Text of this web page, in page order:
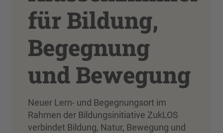
für Bildung,
Begegnung
und Bewegung
Neuer Lern- und Begegnungsort im
Rahmen der Bildungsinitiative ZukLOS
verbindet Bildung, Natur, Bewegung und